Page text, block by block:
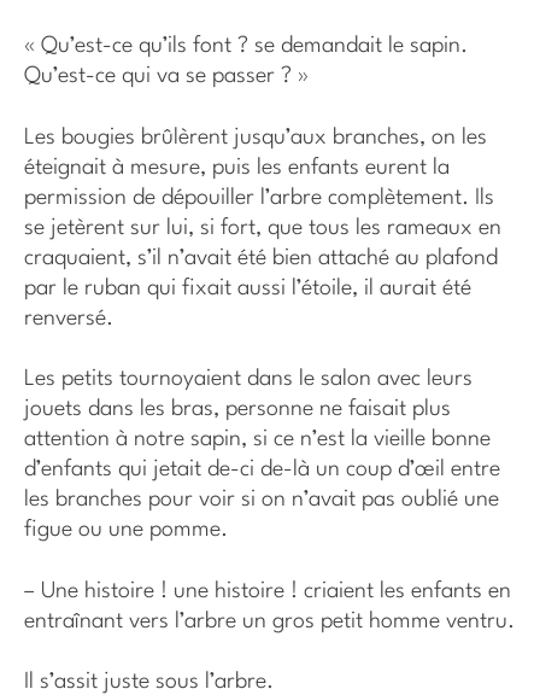
« Qu’est-ce qu’ils font ? se demandait le sapin.
Qu’est-ce qui va se passer ? »
Les bougies brûlèrent jusqu’aux branches, on les
éteignait à mesure, puis les enfants eurent la
permission de dépouiller l’arbre complètement. Ils
se jetèrent sur lui, si fort, que tous les rameaux en
craquaient, s’il n’avait été bien attaché au plafond
par le ruban qui fixait aussi l’étoile, il aurait été
renversé.
Les petits tournoyaient dans le salon avec leurs
jouets dans les bras, personne ne faisait plus
attention à notre sapin, si ce n’est la vieille bonne
d’enfants qui jetait de-ci de-là un coup d’œil entre
les branches pour voir si on n’avait pas oublié une
figue ou une pomme.
– Une histoire ! une histoire ! criaient les enfants en
entraînant vers l’arbre un gros petit homme ventru.
Il s’assit juste sous l’arbre.